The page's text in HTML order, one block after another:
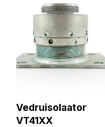
Vedruisolaator
VT41XX